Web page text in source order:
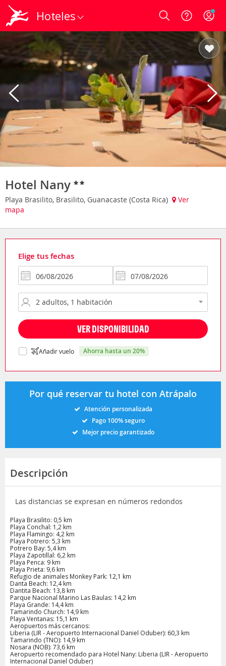
Hoteles Login
Hotel Nany
Playa Brasilito, Brasilito, Guanacaste (Costa Rica)
Ver
mapa
Elige tus fechas
VER DISPONIBILIDAD
Añadir vuelo ahorra hasta un 20%
Por qué reservar tu hotel con Atrápalo
Atención personalizada
Pago 100% seguro
Mejor precio garantizado
Descripción
Las distancias se expresan en números redondos
Playa Brasilito: 0,5 km
Playa Conchal: 1,2 km
Playa Flamingo: 4,2 km
Playa Potrero: 5,3 km
Potrero Bay: 5,4 km
Playa Zapotillal: 6,2 km
Playa Penca: 9 km
Playa Prieta: 9,6 km
Refugio de animales Monkey Park: 12,1 km
Danta Beach: 12,4 km
Dantita Beach: 13,8 km
Parque Nacional Marino Las Baulas: 14,2 km
Playa Grande: 14,4 km
Tamarindo Church: 14,9 km
Playa Ventanas: 15,1 km
Aeropuertos más cercanos:
Liberia (LIR - Aeropuerto Internacional Daniel Oduber): 60,3 km
Tamarindo (TNO): 14,9 km
Nosara (NOB): 73,6 km
Aeropuerto recomendado para Hotel Nany: Liberia (LIR - Aeropuerto
Internacional Daniel Oduber)